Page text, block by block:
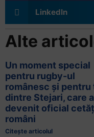
LinkedIn
Alte
Un moment special
pentru rugby-ul
românesc și pentru
dintre Stejari, care
devenit oficial
români
Citește articolul